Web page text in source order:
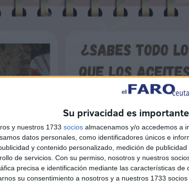
Su privacidad es
y nuestros 1733 socios almacenamos y/o accedemos a
datos personales, como identificadores únicos e
y contenido personalizado, medición de
de servicios. Con su permiso, nosotros y nuestros
precisa e identificación mediante las características de
su consentimiento a nosotros y a nuestros 1733